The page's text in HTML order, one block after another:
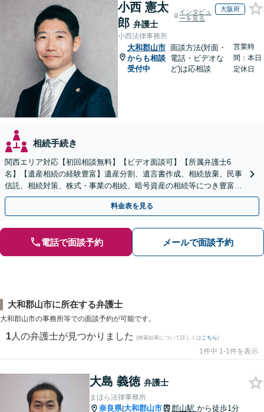
小西 憲太
郎 弁護士
インタビュ
ーを見る
大阪府
小西法律事務所
大和郡山市
からも相談
受付中
面談方法(対面・
電話・ビデオな
ど)は応相談
営業時
間：本日
定休日
相続手続き
関西エリア対応【初回相談無料】【ビデオ面談可】【所属弁護士6
名】【遺産相続の経験豊富】遺産分割、遺言書作成、相続放棄、民事
信託、相続対策、株式・事業の相続、暗号資産の相続等につき豊富な
対応実績。【バリアフリー】【完全個室対応】
料金表を見る
電話で面談予約 メールで面談予約
大和郡山市に所在する弁護士
大和郡山市の事務所等での面談予約が可能です。
1 人の弁護士が見つかりました (検索結果について詳しくは こちら)
1件中 1-1件を表示
大島 義徳 弁護士
まほら法律事務所
奈良県|大和郡山市 郡山駅 から徒歩1分